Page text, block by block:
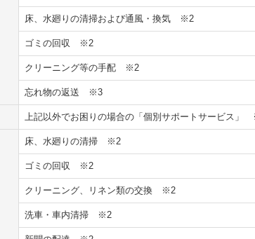
床、水廻りの清掃および通風・換気 ※2
ゴミの回収 ※2
クリーニング等の手配 ※2
忘れ物の返送 ※3
上記以外でお困りの場合の「個別サポートサービス」
床、水廻りの清掃 ※2
ゴミの回収 ※2
クリーニング、リネン類の交換 ※2
洗車・車内清掃 ※2